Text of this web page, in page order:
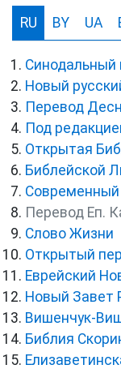
RU BY UA
Синодальный
Новый
Перевод
Под
Открытая
Библейской
Cовременный
Перевод Еп.
Слово Жизни
Открытый
Еврейский
Новый Завет
Вишенчук-
Библия